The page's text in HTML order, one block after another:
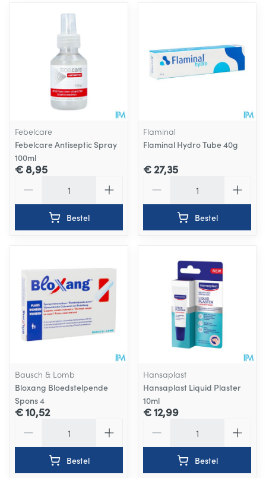
Febelcare
Febelcare Antiseptic Spray
100ml
€ 8,95
Bestel
Flaminal
Flaminal Hydro Tube 40g
€ 27,35
Bestel
Bausch & Lomb
Bloxang Bloedstelpende
Spons 4
€ 10,52
Bestel
Hansaplast
Hansaplast Liquid Plaster
10ml
€ 12,99
Bestel